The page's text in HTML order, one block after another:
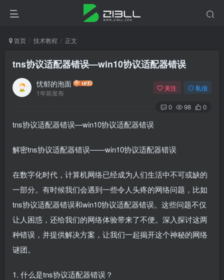
首页 技术教程 正文
tns协议适配器错误—win10协议适配器错误
忧郁的泡面
1年前发布
关注 私信
0 98 0
tns协议适配器错误—win10协议适配器错误
解密tns协议适配器错误——win10协议适配器错误
在数字化时代，计算机网络已经成为人们生活中不可或缺的
一部分。有时候我们会遇到一些令人头疼的网络问题，比如
tns协议适配器错误和win10协议适配器错误。这些问题不仅
让人困惑，还给我们的网络体验带来了不便。深入探讨这两
种错误，并提供解决方案，让我们一起揭开这个神秘的网络
谜团。
1. 什么是tns协议适配器错误？